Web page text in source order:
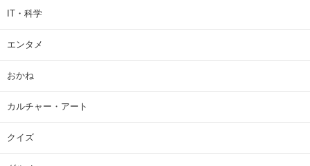
IT・科学
エンタメ
おかね
カルチャー・アート
クイズ